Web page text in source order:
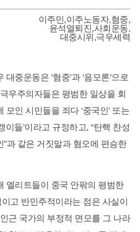
이주민,이주노동자,혐중,
윤석열퇴진,사회운동,
대중시위 ,극우세력
중운동은 ‘혐중’과 ‘음모론’으로
우주의자들은 평범한 일상을 회
모인 시민들을 죄다 ‘중국인’ 또는
이들’이라고 규정하고, “탄핵 찬성
”과 같은 거짓말과 혐오에 편승한
엘리트들이 중국 안팎의 평범한
고 반민주적이라는 점은 사실이
근 국가의 부정적 면모를 그 나라